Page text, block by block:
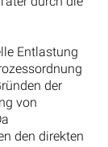
Entlastung
der
von
den direkten